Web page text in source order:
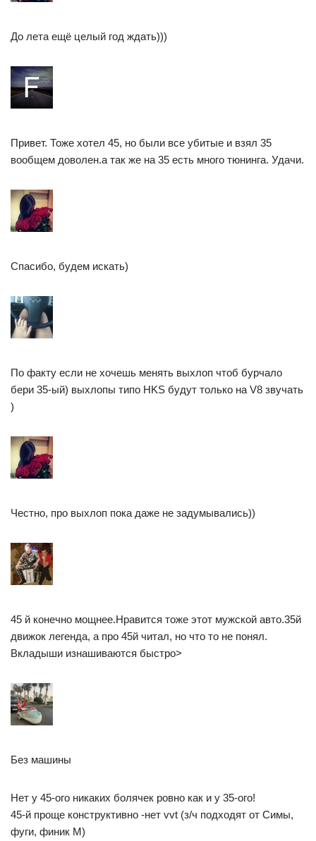
До лета ещё целый год ждать)))
Привет. Тоже хотел 45, но были все убитые и взял 35
вообщем доволен.а так же на 35 есть много тюнинга. Удачи.
Спасибо, будем искать)
По факту если не хочешь менять выхлоп чтоб бурчало
бери 35-ый) выхлопы типо HKS будут только на V8 звучать
)
Честно, про выхлоп пока даже не задумывались))
45 й конечно мощнее.Нравится тоже этот мужской авто.35й
движок легенда, а про 45й читал, но что то не понял.
Вкладыши изнашиваются быстро>
Без машины
Нет у 45-ого никаких болячек ровно как и у 35-ого!
45-й проще конструктивно -нет vvt (з/ч подходят от Симы,
фуги, финик М)